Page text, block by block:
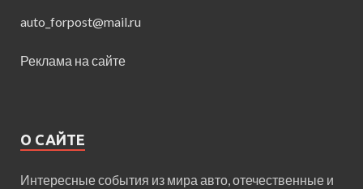
auto_forpost@mail.ru
Реклама на сайте
О САЙТЕ
Интересные события из мира авто, отечественные и